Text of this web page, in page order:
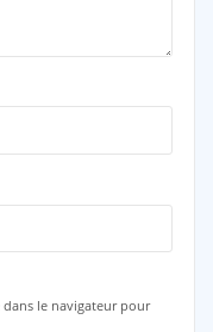
le navigateur pour